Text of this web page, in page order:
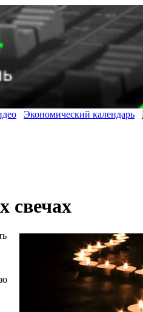
Экономический календарь
свечах